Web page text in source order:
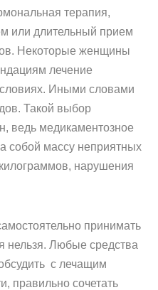
терапия,
или длительный прием
Некоторые женщины
лечение
Иными словами
Такой выбор
ведь медикаментозное
собой массу неприятных
нарушения
принимать
нельзя. Любые средства
с лечащим
правильно сочетать